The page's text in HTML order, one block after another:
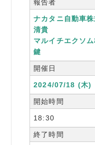
報告者
ナカタニ自動車
清貴
マルイチエクソ
鍵
開催日
2024/07/18 (木)
開始時間
18:30
終了時間